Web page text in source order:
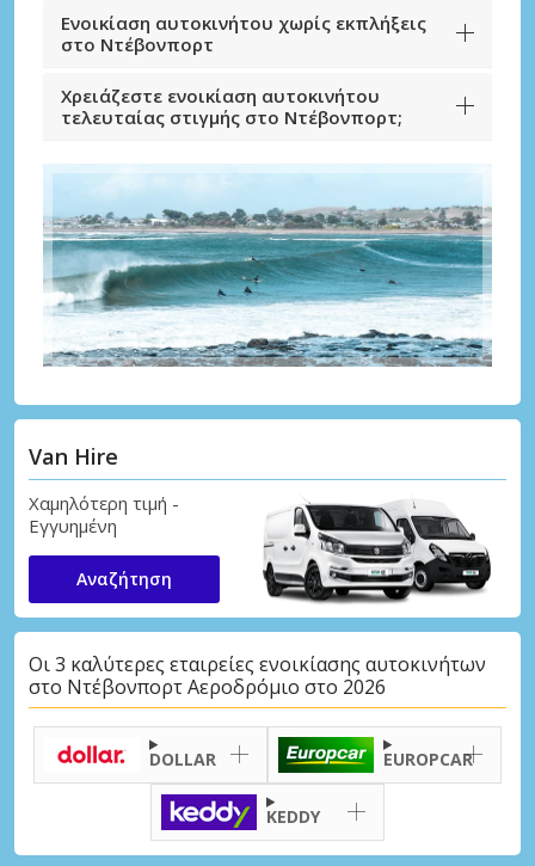
Ενοικίαση αυτοκινήτου χωρίς εκπλήξεις
στο Ντέβονπορτ
Χρειάζεστε ενοικίαση αυτοκινήτου
τελευταίας στιγμής στο Ντέβονπορτ;
Van Hire
Χαμηλότερη τιμή -
Εγγυημένη
Αναζήτηση
Οι 3 καλύτερες εταιρείες ενοικίασης αυτοκινήτων
στο Ντέβονπορτ Αεροδρόμιο στο 2026
DOLLAR EUROPCAR
KEDDY